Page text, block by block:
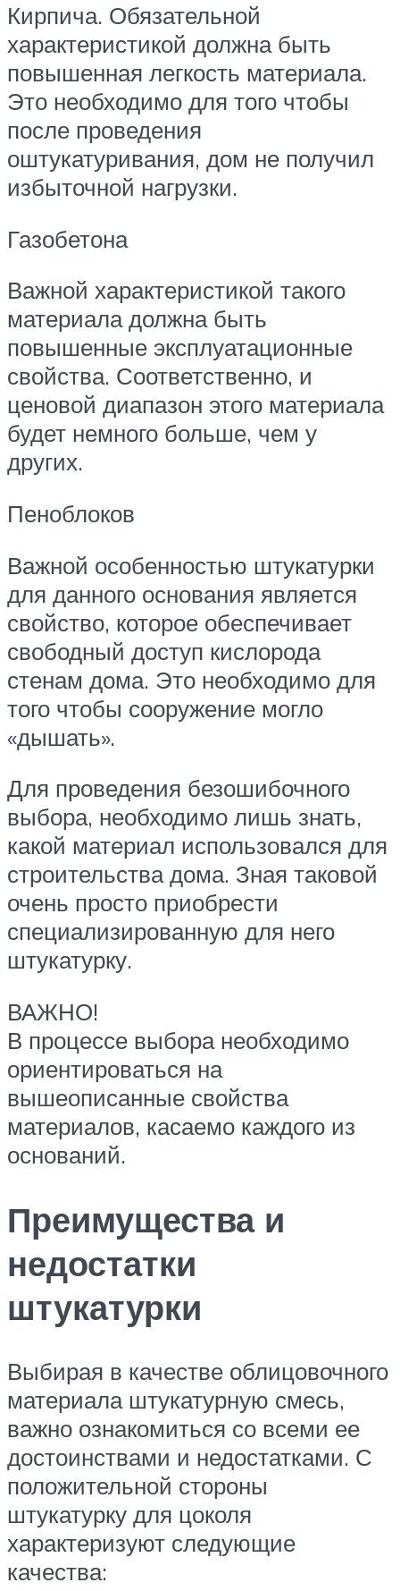
Кирпича. Обязательной
характеристикой должна быть
повышенная легкость материала.
Это необходимо для того чтобы
после проведения
оштукатуривания, дом не получил
избыточной нагрузки.
Газобетона
Важной характеристикой такого
материала должна быть
повышенные эксплуатационные
свойства. Соответственно, и
ценовой диапазон этого материала
будет немного больше, чем у
других.
Пеноблоков
Важной особенностью штукатурки
для данного основания является
свойство, которое обеспечивает
свободный доступ кислорода
стенам дома. Это необходимо для
того чтобы сооружение могло
«дышать».
Для проведения безошибочного
выбора, необходимо лишь знать,
какой материал использовался для
строительства дома. Зная таковой
очень просто приобрести
специализированную для него
штукатурку.
ВАЖНО!
В процессе выбора необходимо
ориентироваться на
вышеописанные свойства
материалов, касаемо каждого из
оснований.
Преимущества и
недостатки
штукатурки
Выбирая в качестве облицовочного
материала штукатурную смесь,
важно ознакомиться со всеми ее
достоинствами и недостатками. С
положительной стороны
штукатурку для цоколя
характеризуют следующие
качества: